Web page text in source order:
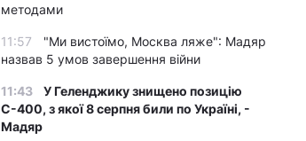
методами
11:57
"Ми вистоїмо, Москва ляже": Мадяр
назвав 5 умов завершення війни
11:43
У Геленджику знищено позицію
С-400, з якої 8 серпня били по Україні, -
Мадяр